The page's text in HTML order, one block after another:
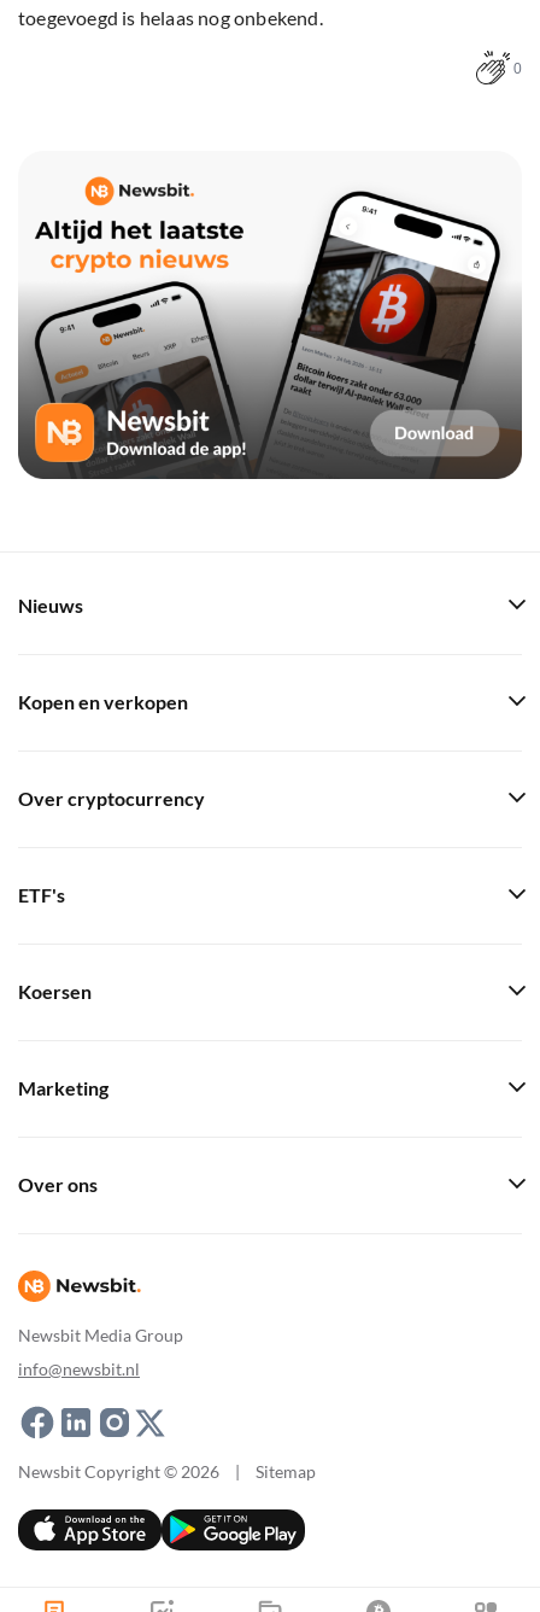
toegevoegd is helaas nog onbekend.
0
Newsbit Media Group
info@newsbit.nl
Nieuws
Kopen en verkopen
Over cryptocurrency
ETF's
Koersen
Marketing
Over ons
Newsbit Copyright © 2026 | Sitemap